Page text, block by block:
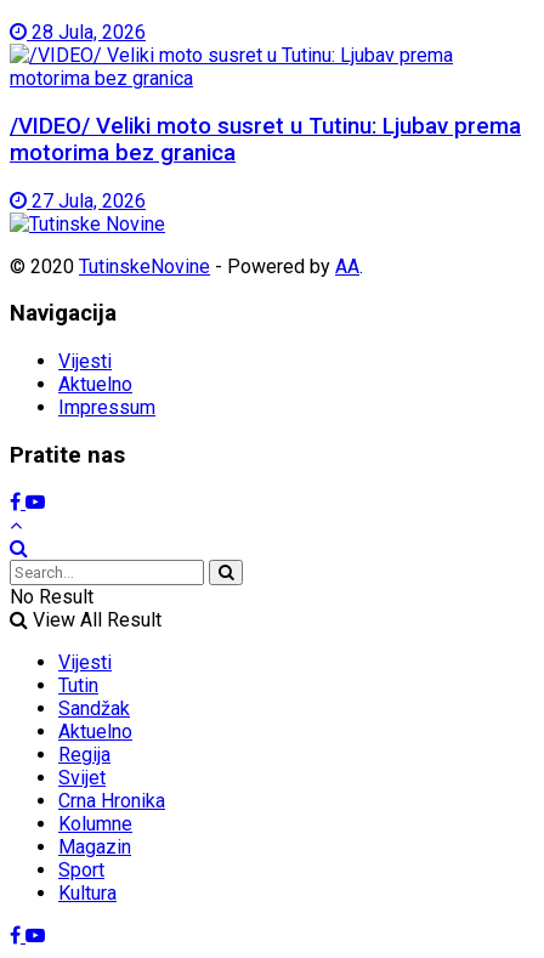
28 Jula, 2026
/VIDEO/ Veliki moto susret u Tutinu: Ljubav prema
motorima bez granica
27 Jula, 2026
© 2020 TutinskeNovine - Powered by AA.
Navigacija
Vijesti
Aktuelno
Impressum
Pratite nas
No Result
View All Result
Vijesti
Tutin
Sandžak
Aktuelno
Regija
Svijet
Crna Hronika
Kolumne
Magazin
Sport
Kultura